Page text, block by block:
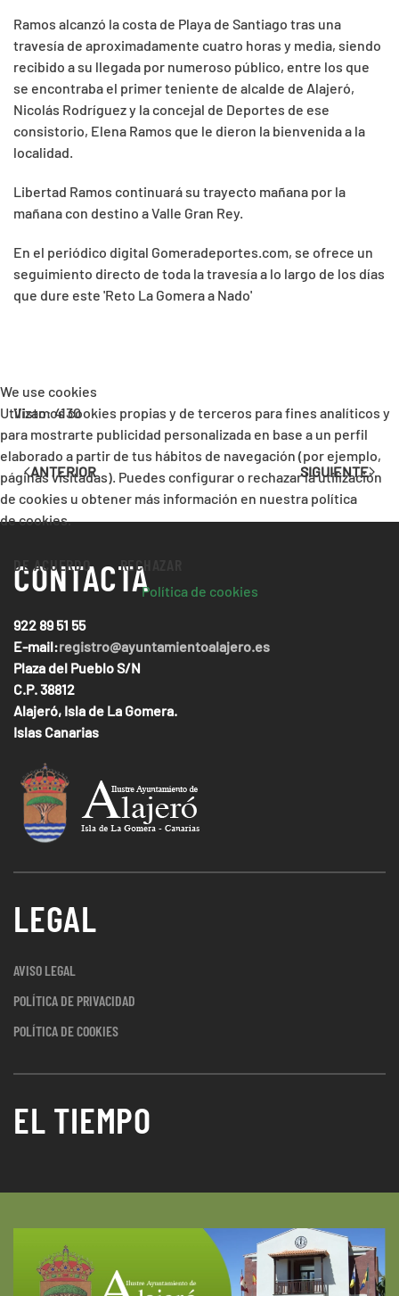
Ramos alcanzó la costa de Playa de Santiago tras una
travesía de aproximadamente cuatro horas y media, siendo
recibido a su llegada por numeroso público, entre los que
se encontraba el primer teniente de alcalde de Alajeró,
Nicolás Rodríguez y la concejal de Deportes de ese
consistorio, Elena Ramos que le dieron la bienvenida a la
localidad.
Libertad Ramos continuará su trayecto mañana por la
mañana con destino a Valle Gran Rey.
En el periódico digital Gomeradeportes.com, se ofrece un
seguimiento directo de toda la travesía a lo largo de los días
que dure este 'Reto La Gomera a Nado'
Visto: 4130
ANTERIOR SIGUIENTE
CONTACTA
922 89 51 55
E-mail:registro@ayuntamientoalajero.es
Plaza del Pueblo S/N
C.P. 38812
Alajeró, Isla de La Gomera.
Islas Canarias
LEGAL
AVISO LEGAL
POLÍTICA DE PRIVACIDAD
POLÍTICA DE COOKIES
EL TIEMPO
We use cookies
Utilizamos cookies propias y de terceros para fines analíticos y
para mostrarte publicidad personalizada en base a un perfil
elaborado a partir de tus hábitos de navegación (por ejemplo,
páginas visitadas). Puedes configurar o rechazar la utilización
de cookies u obtener más información en nuestra política
de cookies.
DE ACUERDO RECHAZAR
Política de cookies